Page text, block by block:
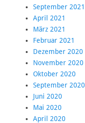
September 2021
April 2021
März 2021
Februar 2021
Dezember 2020
November 2020
Oktober 2020
September 2020
Juni 2020
Mai 2020
April 2020